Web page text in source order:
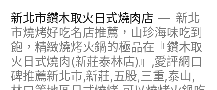
新北市鑽木取火日式燒肉店
新北
市燒烤好吃名店推薦，山珍海味吃到
飽，精緻燒烤火鍋的極品在『鑽木取
火日式燒肉(新莊泰林店)』,愛評網口
碑推薦新北市,新莊,五股,三重,泰山,